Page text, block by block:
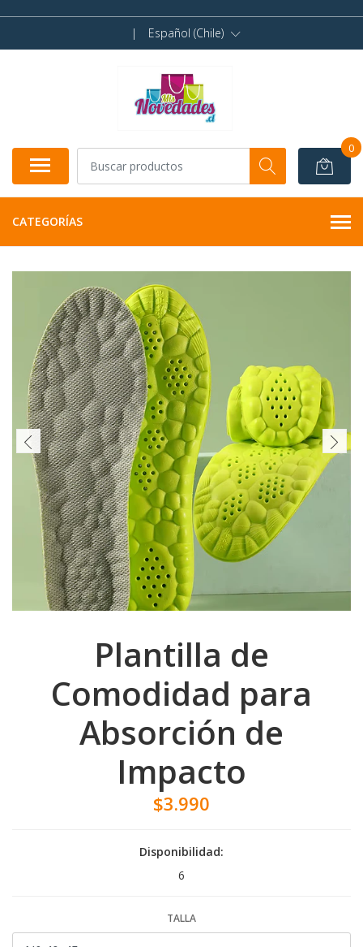
| Español (Chile)
0
CATEGORÍAS
Plantilla de
Comodidad para
Absorción de
Impacto
$3.990
Disponibilidad:
6
TALLA